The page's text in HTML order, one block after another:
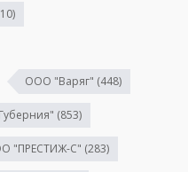
ООО "Варяг" (448)
(853)
"ПРЕСТИЖ-С" (283)